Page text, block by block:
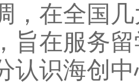
，在全国
旨在服务
认识海创